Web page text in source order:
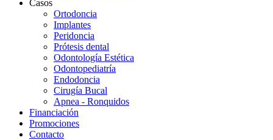
Casos
Ortodoncia
Implantes
Peridoncia
Prótesis dental
Odontología Estética
Odontopediatría
Endodoncia
Cirugía Bucal
Apnea - Ronquidos
Financiación
Promociones
Contacto